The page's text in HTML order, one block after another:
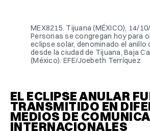
MEX8215. Tijuana (MÉXICO), 14/
Personas se congregan hoy para
eclipse solar, denominado el anillo
desde la ciudad de Tijuana, Baja
(México). EFE/Joebeth Terríquez
EL ECLIPSE ANULAR
TRANSMITIDO EN
MEDIOS DE
INTERNACIONALES